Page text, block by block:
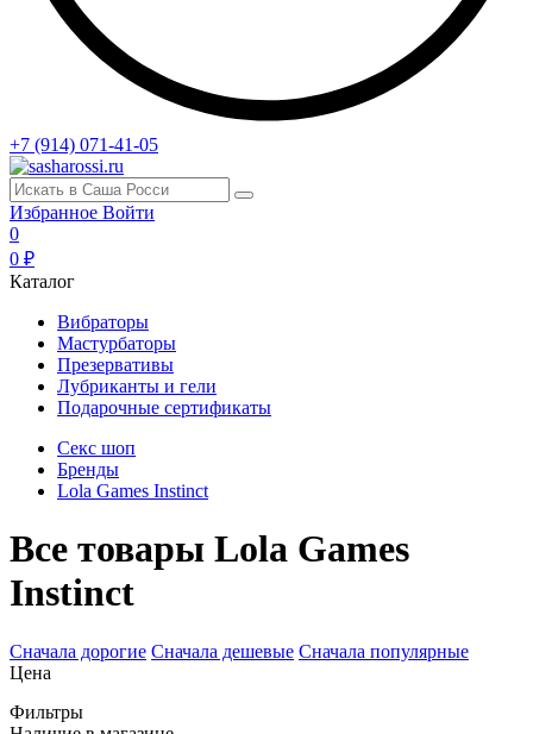
+7 (914) 071-41-05
Избранное Войти
0
0 ₽
Каталог
Вибраторы
Мастурбаторы
Презервативы
Лубриканты и гели
Подарочные сертификаты
Секс шоп
Бренды
Lola Games Instinct
Все товары Lola Games
Instinct
Сначала дорогие Сначала дешевые Сначала популярные
Цена
Фильтры